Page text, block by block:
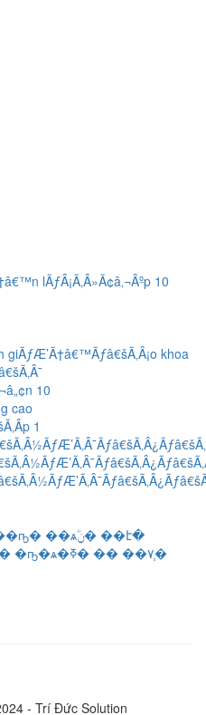
lÃƒÂ¡Ã‚Â»Ã¢â‚¬Âºp 10
giÃƒÆ’Ã†â€™Ãƒâ€šÃ‚Â¡o khoa
10
cao
1
- Trí Đức Solution